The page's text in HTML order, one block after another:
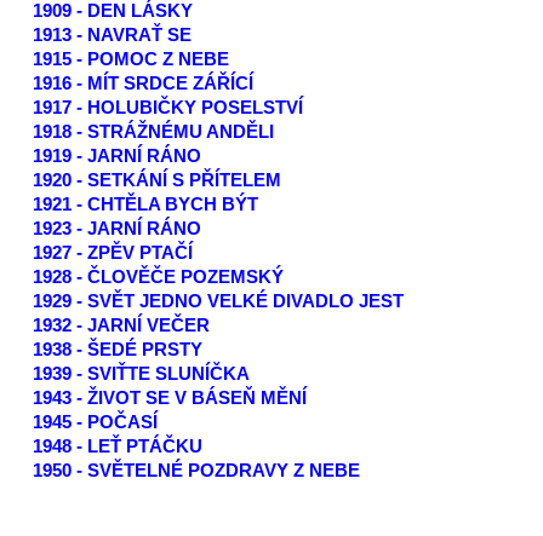
1909 - DEN LÁSKY
1913 - NAVRAŤ SE
1915 - POMOC Z NEBE
1916 - MÍT SRDCE ZÁŘÍCÍ
1917 - HOLUBIČKY POSELSTVÍ
1918 - STRÁŽNÉMU ANDĚLI
1919 - JARNÍ RÁNO
1920 - SETKÁNÍ S PŘÍTELEM
1921 - CHTĚLA BYCH BÝT
1923 - JARNÍ RÁNO
1927 - ZPĚV PTAČÍ
1928 - ČLOVĚČE POZEMSKÝ
1929 - SVĚT JEDNO VELKÉ DIVADLO JEST
1932 - JARNÍ VEČER
1938 - ŠEDÉ PRSTY
1939 - SVIŤTE SLUNÍČKA
1943 - ŽIVOT SE V BÁSEŇ MĚNÍ
1945 - POČASÍ
1948 - LEŤ PTÁČKU
1950 - SVĚTELNÉ POZDRAVY Z NEBE